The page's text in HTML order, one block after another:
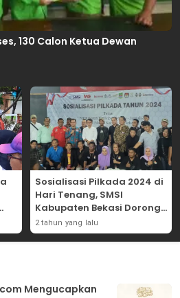
130 Calon Ketua Dewan
Sosialisasi Pilkada 2024 di
Hari Tenang, SMSI
Kabupaten Bekasi Dorong
Angka Partisipasi
Masyarakat
2 tahun yang lalu
Mengucapkan